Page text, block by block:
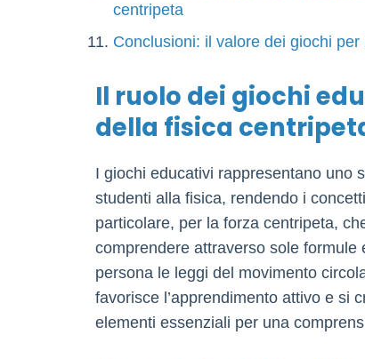
centripeta
Conclusioni: il valore dei giochi
Il ruolo dei giochi
della fisica
I giochi educativi rappresentano uno
studenti alla fisica, rendendo i
particolare, per la forza centripeta,
comprendere attraverso sole
persona le leggi del movimento
favorisce l’apprendimento attivo e si
elementi essenziali per una